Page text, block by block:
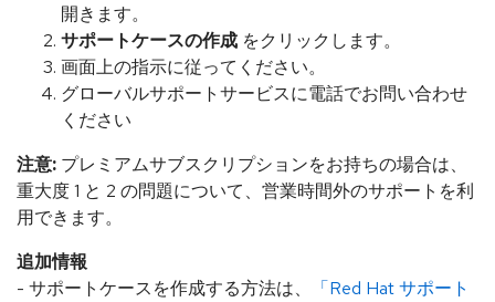
開きます。
サポートケースの作成 をクリックします。
画面上の指示に従ってください。
グローバルサポートサービスに電話でお問い合わせ
ください
注意: プレミアムサブスクリプションをお持ちの場合は、
重大度 1 と 2 の問題について、営業時間外のサポートを利
用できます。
追加情報
- サポートケースを作成する方法は、
「Red Hat サポート